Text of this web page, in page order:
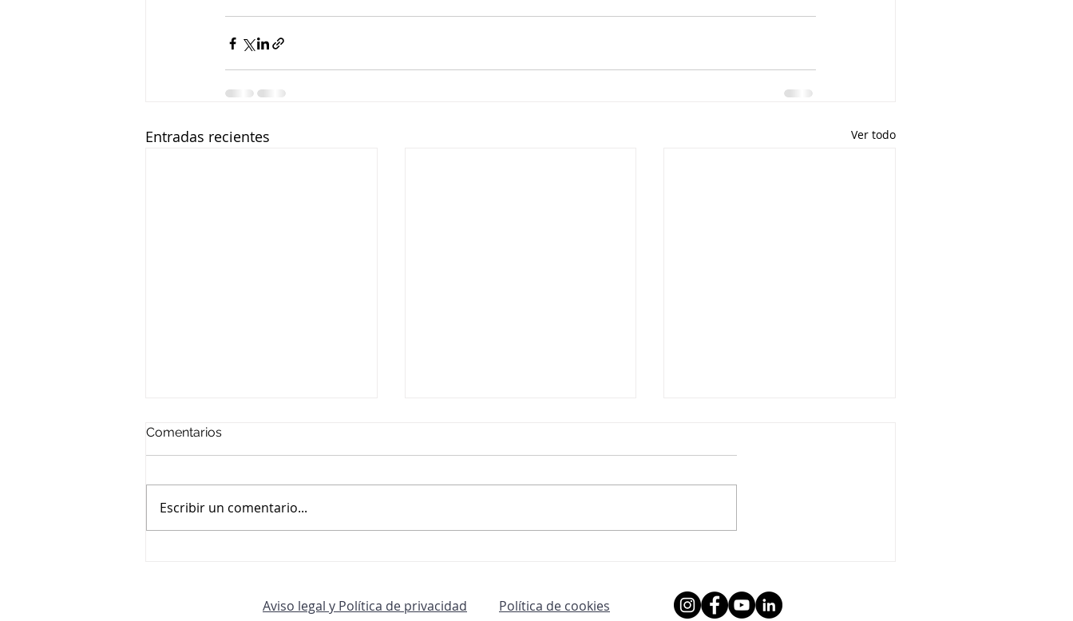
Entradas recientes Ver todo
DESPEDIDA
Comentarios
Escribir un comentario...
Aviso legal y Política de privacidad Política de cookies